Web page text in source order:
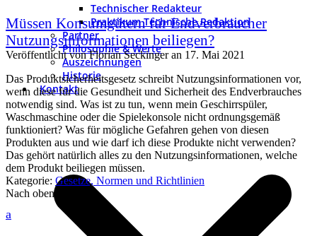
Technischer Redakteur
Praktikum Technische Redaktion
Partner
Philosophie & Werte
Auszeichnungen
Historie
Kontakt
Müssen Konsumgütern für Endverbraucher
Nutzungsinformationen beiliegen?
Veröffentlicht vonFlorian Seckingeran 17. Mai 2021
Das Produktsicherheitsgesetz schreibt Nutzungsinformationen vor,
wenn diese für die Gesundheit und Sicherheit des Endverbrauches
notwendig sind. Was ist zu tun, wenn mein Geschirrspüler,
Waschmaschine oder die Spielekonsole nicht ordnungsgemäß
funktioniert? Was für mögliche Gefahren gehen von diesen
Produkten aus und wie darf ich diese Produkte nicht verwenden?
Das gehört natürlich alles zu den Nutzungsinformationen, welche
dem Produkt beiliegen müssen.
Kategorie: Gesetze, Normen und Richtlinien
Nach oben
a